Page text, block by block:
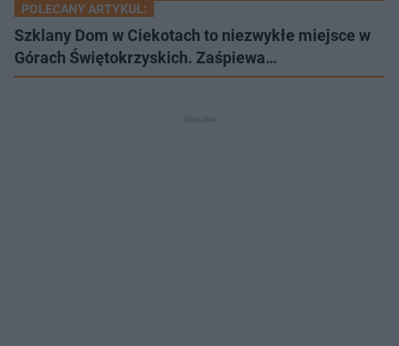
POLECANY ARTYKUŁ:
Szklany Dom w Ciekotach to niezwykłe miejsce w
Górach Świętokrzyskich. Zaśpiewa…